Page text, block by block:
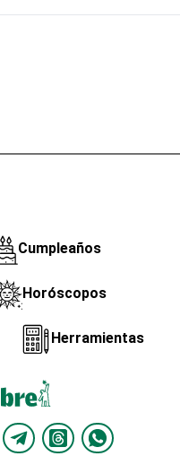
Cumpleaños
Horóscopos
Herramientas